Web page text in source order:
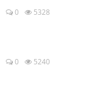
0 5328
0 5240